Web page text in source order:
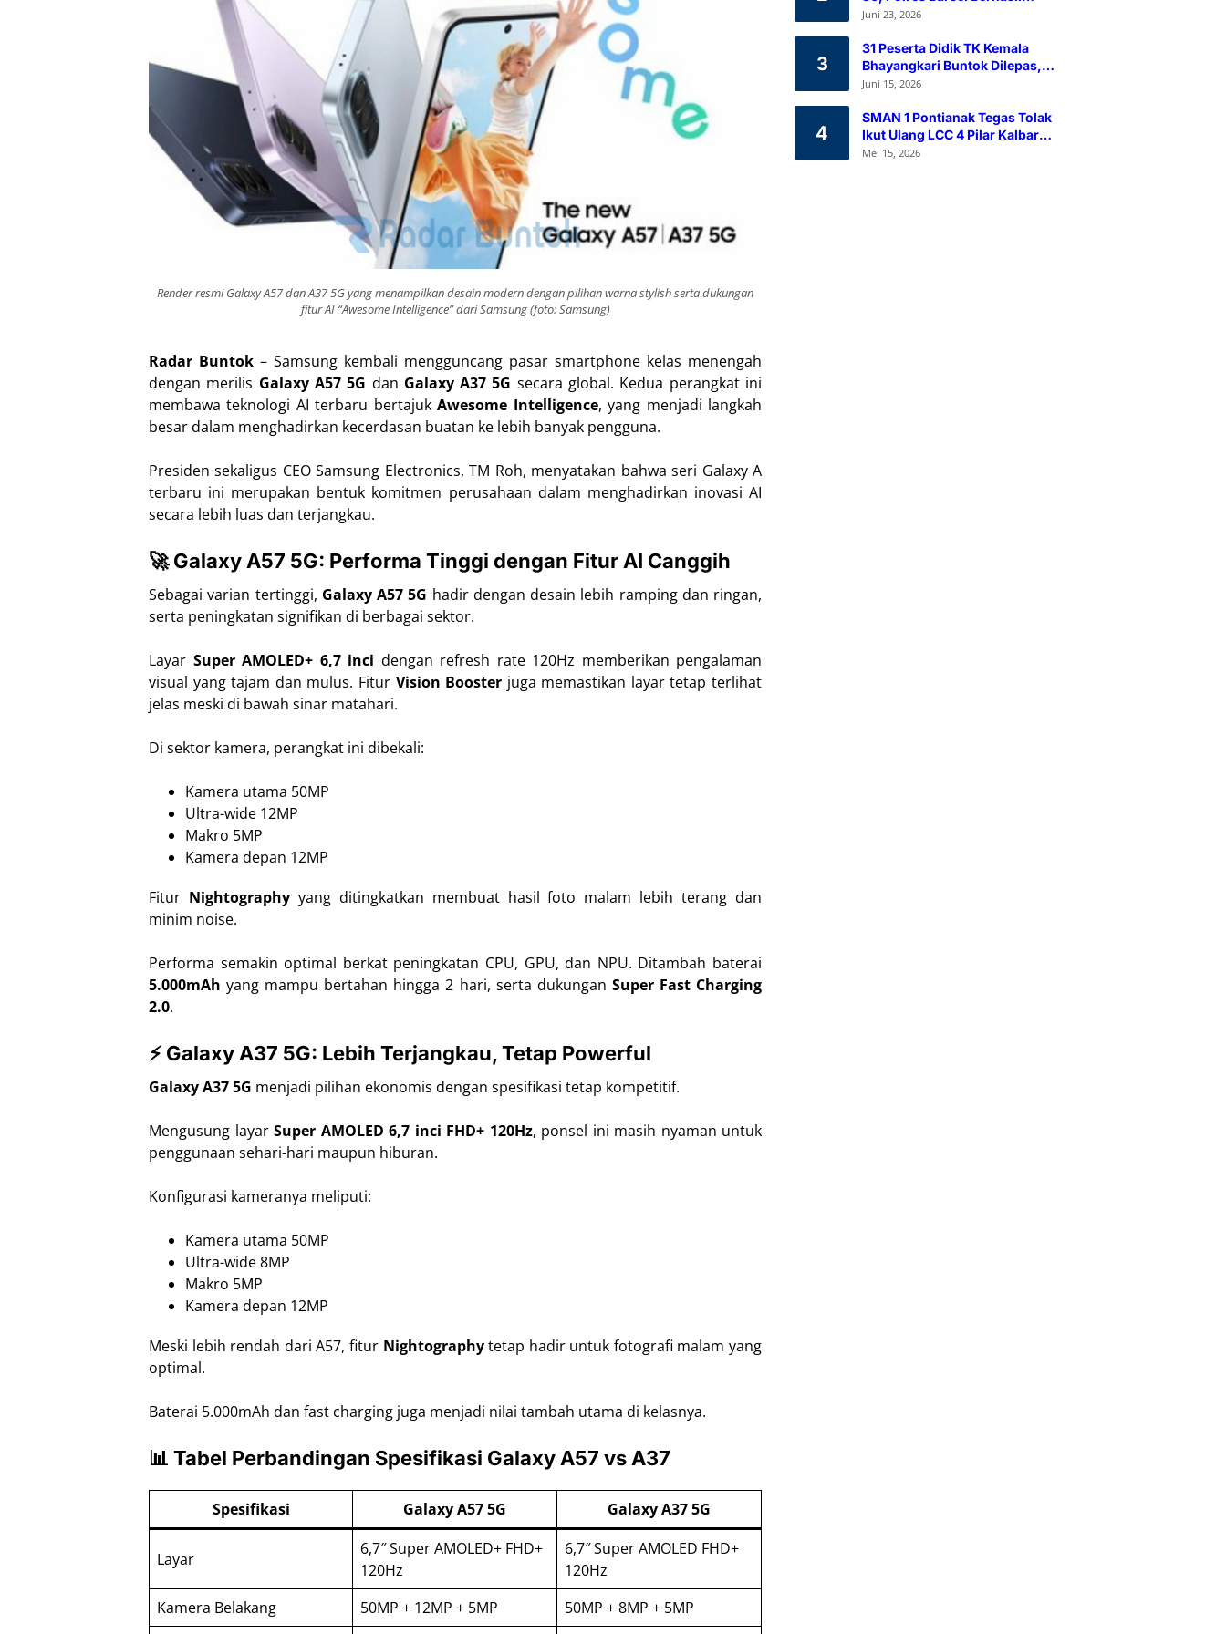
Render resmi Galaxy A57 dan A37 5G yang menampilkan desain modern dengan pilihan warna stylish serta dukungan
fitur AI “Awesome Intelligence” dari Samsung (foto: Samsung)
Radar Buntok – Samsung kembali mengguncang pasar smartphone kelas menengah
dengan merilis Galaxy A57 5G dan Galaxy A37 5G secara global. Kedua perangkat ini
membawa teknologi AI terbaru bertajukAwesome Intelligence, yang menjadi langkah
besar dalam menghadirkan kecerdasan buatan ke lebih banyak pengguna.
Presiden sekaligus CEO Samsung Electronics, TM Roh, menyatakan bahwa seri Galaxy A
terbaru ini merupakan bentuk komitmen perusahaan dalam menghadirkan inovasi AI
secara lebih luas dan terjangkau.
🚀 Galaxy A57 5G: Performa Tinggi dengan Fitur AI Canggih
Sebagai varian tertinggi, Galaxy A57 5G hadir dengan desain lebih ramping dan ringan,
serta peningkatan signifikan di berbagai sektor.
Layar Super AMOLED+ 6,7 inci dengan refresh rate 120Hz memberikan pengalaman
visual yang tajam dan mulus. Fitur Vision Booster juga memastikan layar tetap terlihat
jelas meski di bawah sinar matahari.
Di sektor kamera, perangkat ini dibekali:
Kamera utama 50MP
Ultra-wide 12MP
Makro 5MP
Kamera depan 12MP
Fitur Nightographyyang ditingkatkan membuat hasil foto malam lebih terang dan
minim noise.
Performa semakin optimal berkat peningkatan CPU, GPU, dan NPU. Ditambah baterai
5.000mAh yang mampu bertahan hingga 2 hari, serta dukungan Super Fast Charging
2.0.
⚡ Galaxy A37 5G: Lebih Terjangkau, Tetap Powerful
Galaxy A37 5G menjadi pilihan ekonomis dengan spesifikasi tetap kompetitif.
Mengusung layar Super AMOLED 6,7 inci FHD+ 120Hz, ponsel ini masih nyaman untuk
penggunaan sehari-hari maupun hiburan.
Konfigurasi kameranya meliputi:
Kamera utama 50MP
Ultra-wide 8MP
Makro 5MP
Kamera depan 12MP
Meski lebih rendah dari A57, fitur Nightographytetap hadir untuk fotografi malam yang
optimal.
Baterai 5.000mAh dan fast charging juga menjadi nilai tambah utama di kelasnya.
📊 Tabel Perbandingan Spesifikasi Galaxy A57 vs A37
Spesifikasi Galaxy A57 5G Galaxy A37 5G
Layar
6,7″ Super AMOLED+ FHD+
120Hz
6,7″ Super AMOLED FHD+
120Hz
Kamera Belakang
50MP + 12MP + 5MP
50MP + 8MP + 5MP
Himpun 80 Kantong Darah
Juni 23, 2026
3
31 Peserta Didik TK Kemala
Bhayangkari Buntok Dilepas,
Kapolres Barsel Tekankan
Juni 15, 2026
4
SMAN 1 Pontianak Tegas Tolak
Ikut Ulang LCC 4 Pilar Kalbar
2026
Mei 15, 2026